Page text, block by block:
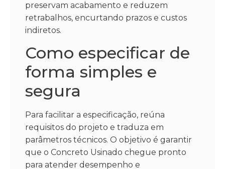
preservam acabamento e reduzem
retrabalhos, encurtando prazos e custos
indiretos.
Como especificar de
forma simples e
segura
Para facilitar a especificação, reúna
requisitos do projeto e traduza em
parâmetros técnicos. O objetivo é garantir
que o Concreto Usinado chegue pronto
para atender desempenho e